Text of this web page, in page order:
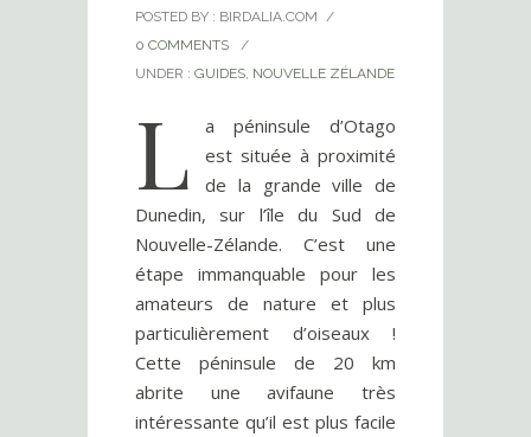
POSTED BY : BIRDALIA.COM /
0 COMMENTS
/
UNDER : GUIDES, NOUVELLE ZÉLANDE
L
a péninsule d’Otago
est située à proximité
de la grande ville de
Dunedin, sur l’île du Sud de
Nouvelle-Zélande. C’est une
étape immanquable pour les
amateurs de nature et plus
particulièrement d’oiseaux !
Cette péninsule de 20 km
abrite une avifaune très
intéressante qu’il est plus facile